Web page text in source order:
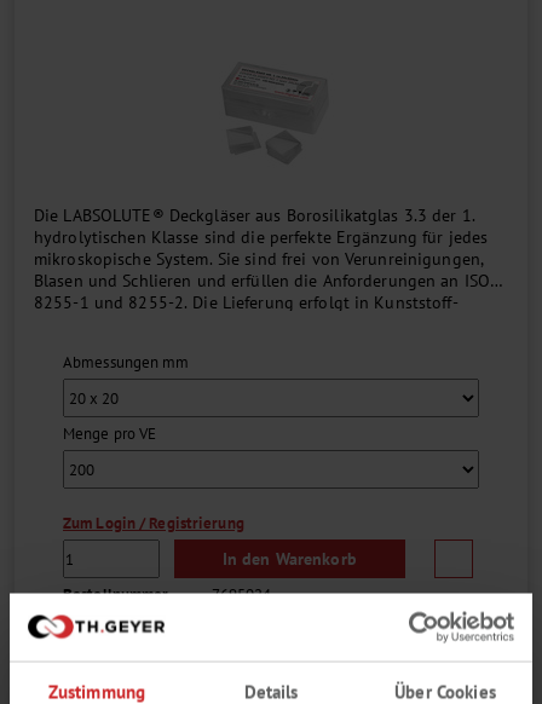
Zustimmung Details Über Cookies
Die LABSOLUTE® Deckgläser aus Borosilikatglas 3.3 der 1.
hydrolytischen Klasse sind die perfekte Ergänzung für jedes
mikroskopische System. Sie sind frei von Verunreinigungen,
Blasen und Schlieren und erfüllen die Anforderungen an ISO
8255-1 und 8255-2. Die Lieferung erfolgt in Kunststoff-
Abmessungen mm
Menge pro VE
Zum Login / Registrierung
In den Warenkorb
Bestellnummer
7695024
Katalogseite als PDF öffnen